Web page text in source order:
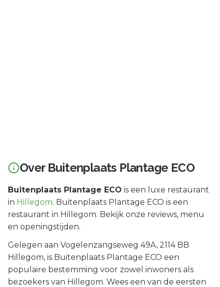
Over Buitenplaats Plantage ECO
Buitenplaats Plantage ECO is een luxe restaurant
in Hillegom. Buitenplaats Plantage ECO is een
restaurant in Hillegom. Bekijk onze reviews, menu
en openingstijden.
Gelegen aan Vogelenzangseweg 49A, 2114 BB
Hillegom, is Buitenplaats Plantage ECO een
populaire bestemming voor zowel inwoners als
bezoekers van Hillegom. Wees een van de eersten